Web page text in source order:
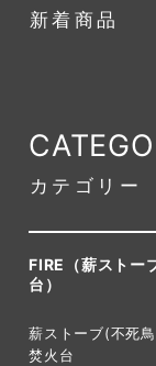
新着商品
カテゴリー
FIRE（薪ストー
台）
薪ストーブ(不死
焚火台